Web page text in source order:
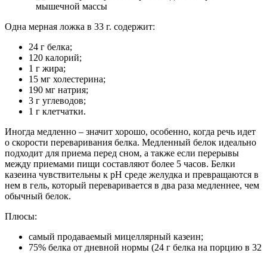
Одна мерная ложка в 33 г. содержит:
24 г белка;
120 калорий;
1 г жира;
15 мг холестерина;
190 мг натрия;
3 г углеводов;
1 г клетчатки.
Иногда медленно – значит хорошо, особенно, когда речь идет
о скорости переваривания белка. Медленный белок идеально
подходит для приема перед сном, а также если перерывы
между приемами пищи составляют более 5 часов. Белки
казеина чувствительны к рН среде желудка и превращаются в
нем в гель, который переваривается в два раза медленнее, чем
обычный белок.
Плюсы:
самый продаваемый мицеллярный казеин;
75% белка от дневной нормы (24 г белка на порцию в 32